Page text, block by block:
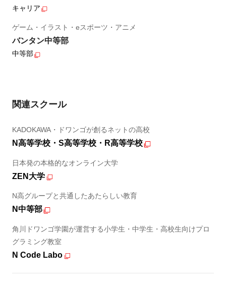
キャリア
ゲーム・イラスト・eスポーツ・アニメ
バンタン中等部
中等部
関連スクール
KADOKAWA・ドワンゴが創るネットの高校
N高等学校・S高等学校・R高等学校
日本発の本格的なオンライン大学
ZEN大学
N高グループと共通したあたらしい教育
N中等部
角川ドワンゴ学園が運営する小学生・中学生・高校生向けプロ
グラミング教室
N Code Labo